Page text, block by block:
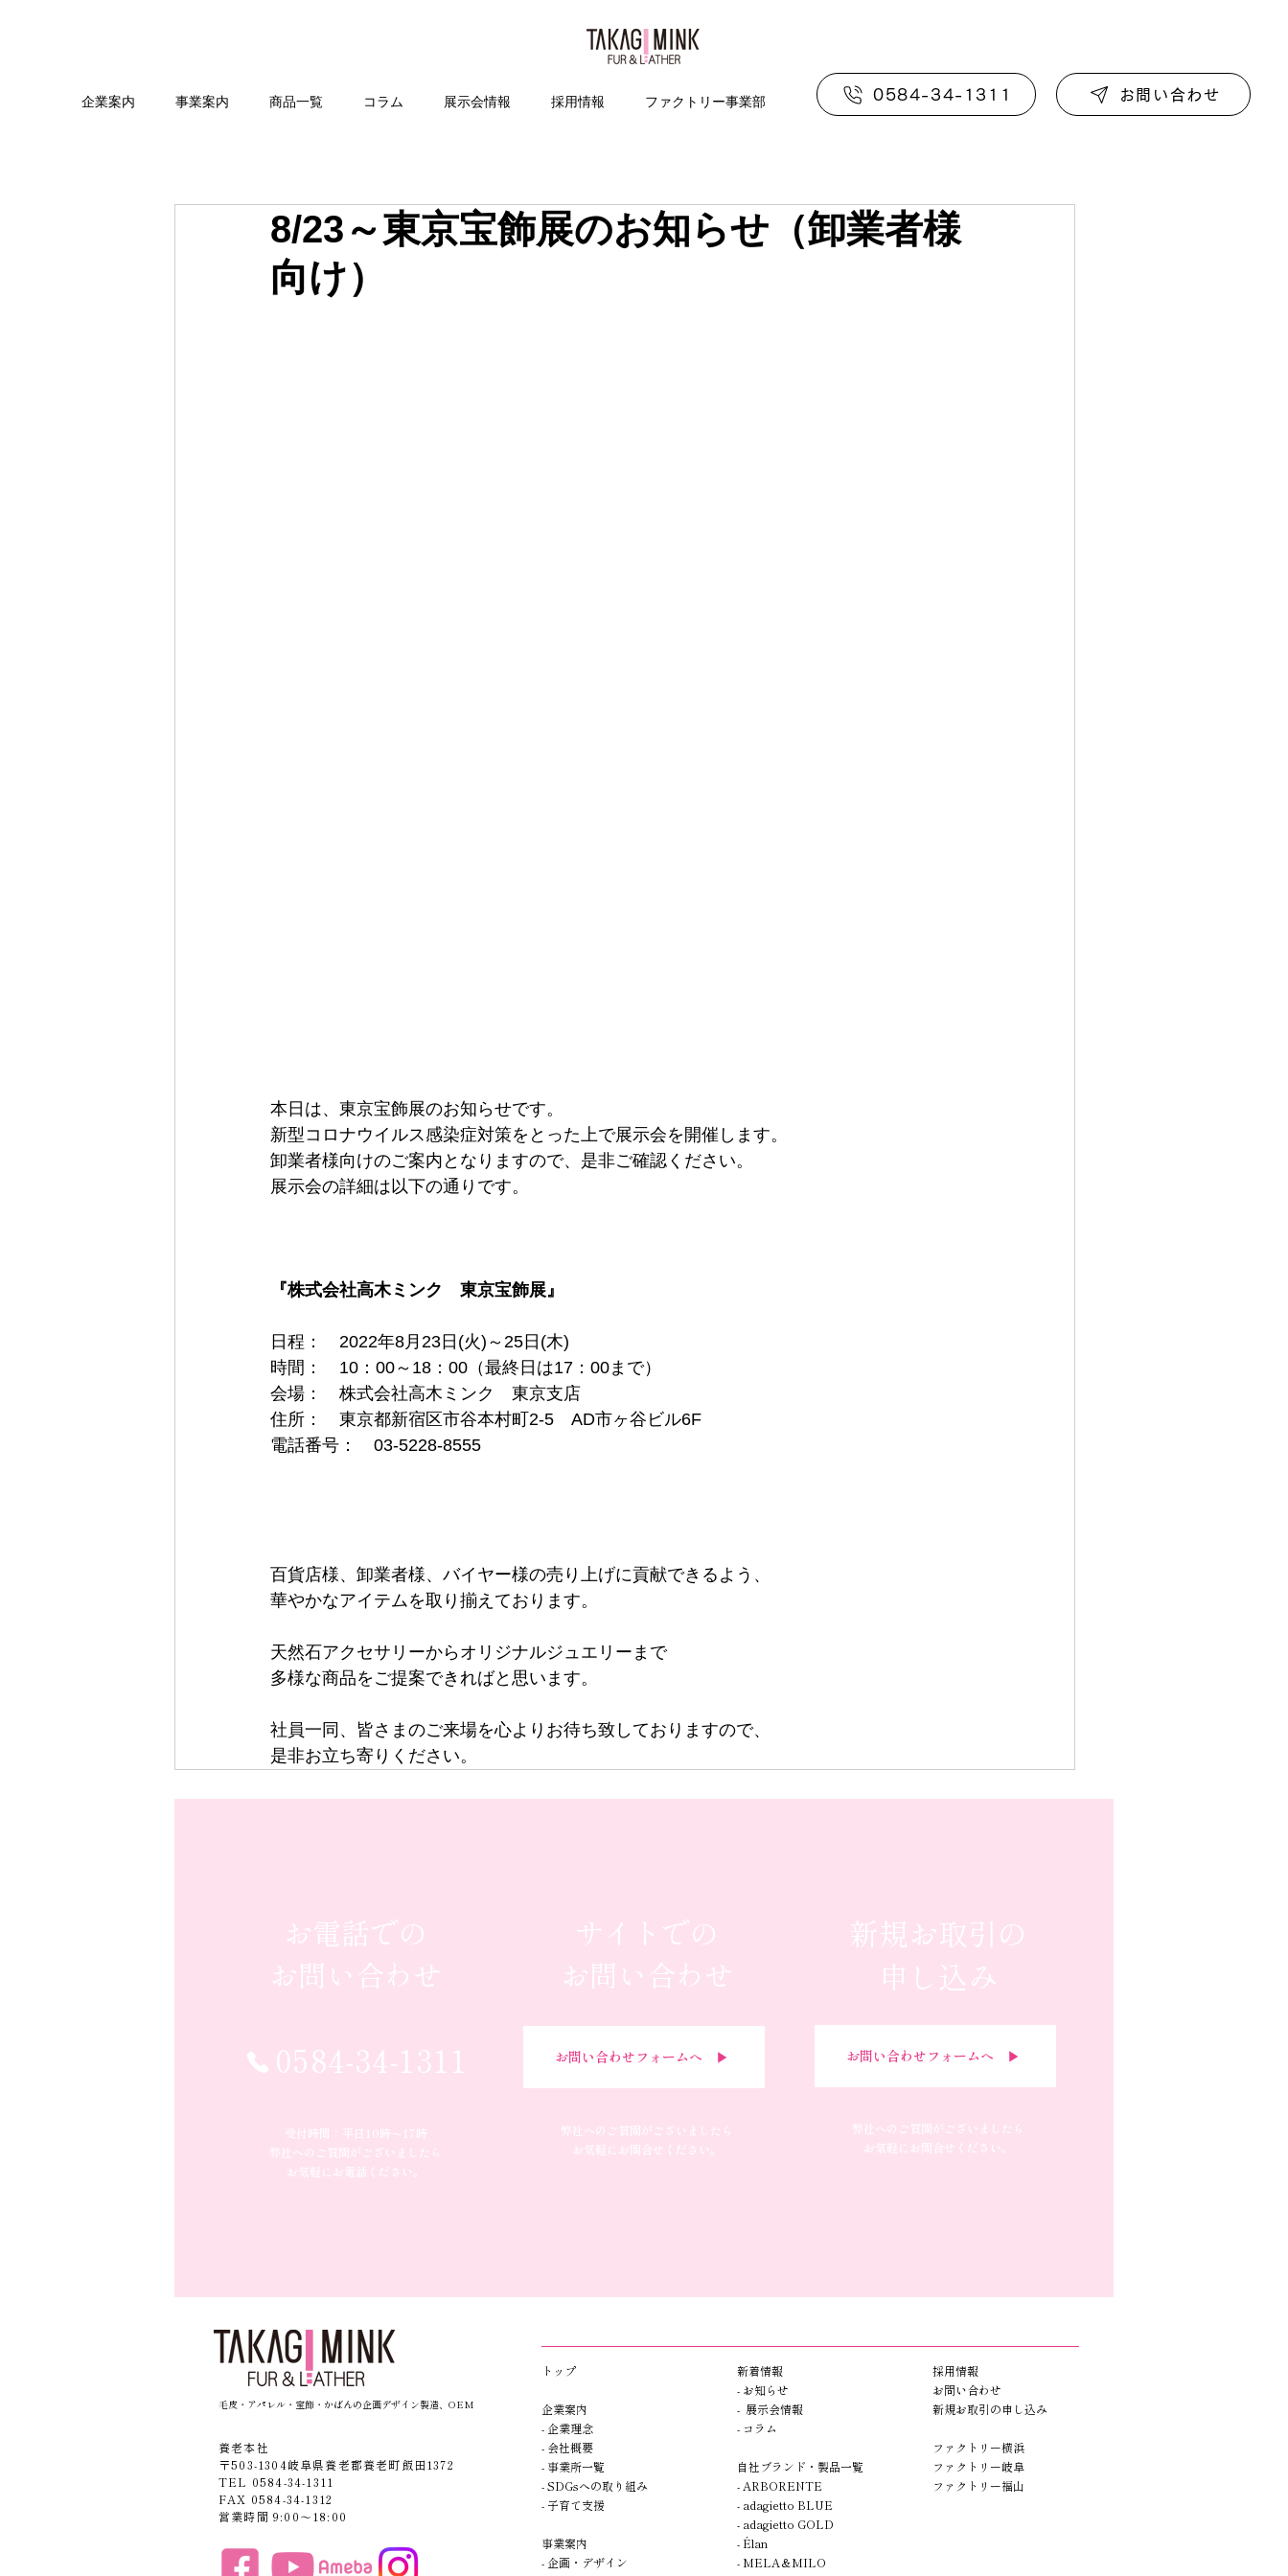
企業案内 事業案内 商品一覧 コラム 展示会情報 採用情報 ファクトリー事業部 0584-34-1311 お問い合わせ
8/23～東京宝飾展のお知らせ（卸業者様
向け）
本日は、東京宝飾展のお知らせです。
新型コロナウイルス感染症対策をとった上で展示会を開催します。
卸業者様向けのご案内となりますので、是非ご確認ください。
展示会の詳細は以下の通りです。
『株式会社高木ミンク　東京宝飾展』
日程：　2022年8月23日(火)～25日(木)
時間：　10：00～18：00（最終日は17：00まで）
会場：　株式会社高木ミンク　東京支店
住所：　東京都新宿区市谷本村町2-5　AD市ヶ谷ビル6F
電話番号：　03-5228-8555
百貨店様、卸業者様、バイヤー様の売り上げに貢献できるよう、
華やかなアイテムを取り揃えております。
天然石アクセサリーからオリジナルジュエリーまで
多様な商品をご提案できればと思います。
社員一同、皆さまのご来場を心よりお待ち致しておりますので、
是非お立ち寄りください。
お電話での
お問い合わせ
0584-34-1311
受付時間：平日10時〜17時
弊社へのご質問がございましたら
お気軽にお電話ください。
サイトでの
お問い合わせ
お問い合わせフォームへ ▶︎
弊社へのご質問がございましたら
お気軽にお問合せください。
新規お取引の
申し込み
お問い合わせフォームへ ▶︎
弊社へのご質問がございましたら
お気軽にお問合せください。
毛皮・アパレル・宝飾・かばんの企画デザイン製造、OEM
養老本社
〒503-1304岐阜県養老郡養老町飯田1372
TEL 0584-34-1311
FAX 0584-34-1312
営業時間 9:00〜18:00
​トップ​​
企業案内
- 企業理念
- 会社概要
- 事業所一覧
- SDGsへの取り組み
- 子育て支援
事業案内
- 企画 ・デザイン
新着情報
- お知らせ
- 展示会情報
- コラム
自社ブランド・製品一覧
- ARBORENTE
- adagietto BLUE
- adagietto GOLD
- Élan
- MELA＆MILO
採用情報
お問い合わせ
新規お取引の申し込み
ファクトリー横浜
ファクトリー岐阜
ファクトリー福山